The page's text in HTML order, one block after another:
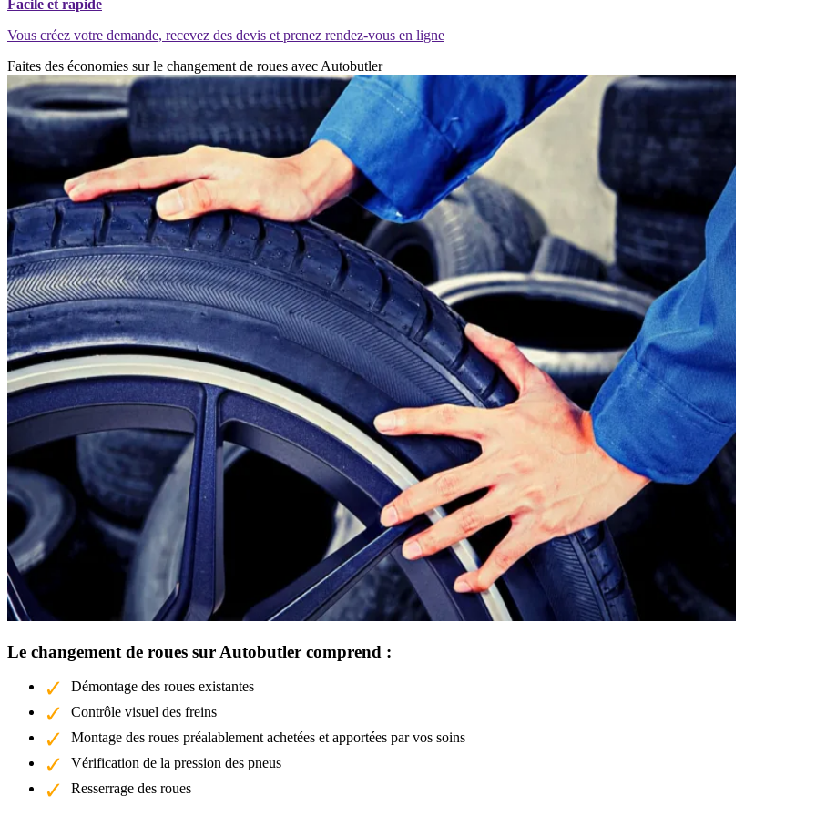
Facile et rapide
Vous créez votre demande, recevez des devis et prenez rendez-vous en ligne
Faites des économies sur le changement de roues avec Autobutler
Le changement de roues sur Autobutler comprend :
Démontage des roues existantes
Contrôle visuel des freins
Montage des roues préalablement achetées et apportées par vos soins
Vérification de la pression des pneus
Resserrage des roues